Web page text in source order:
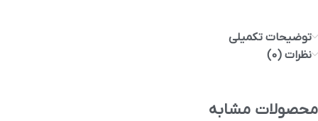
توضیحات تکمیلی
نظرات (0)
محصولات مشابه